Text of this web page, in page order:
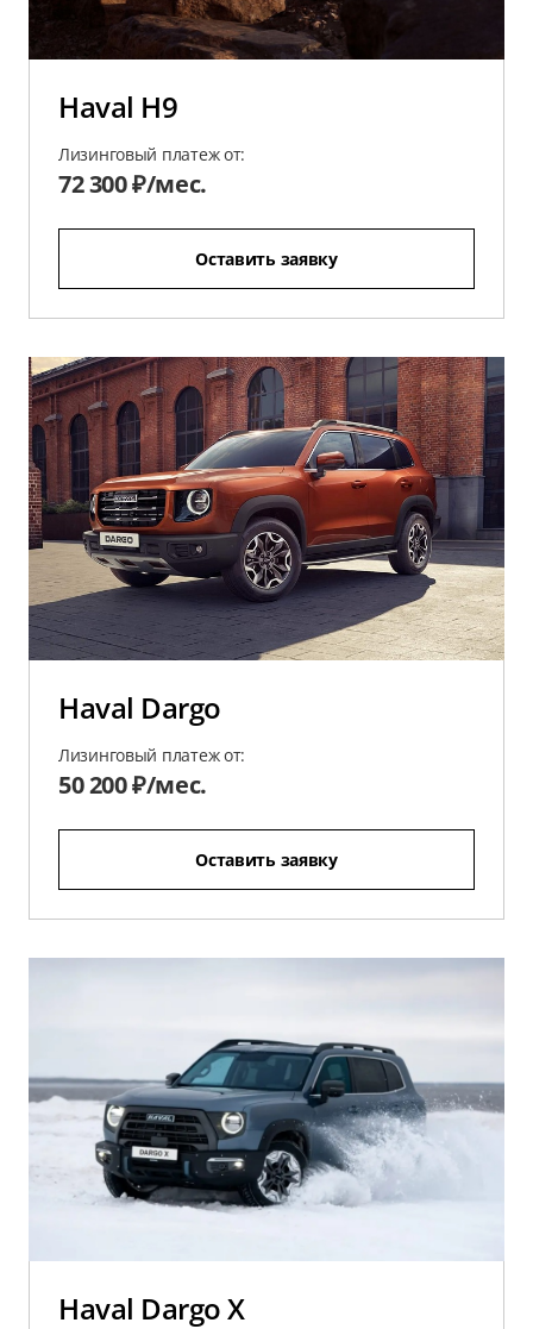
Haval H9
Лизинговый платеж от:
72 300 ₽/мес.
Оставить заявку
Haval Dargo
Лизинговый платеж от:
50 200 ₽/мес.
Оставить заявку
Haval Dargo X